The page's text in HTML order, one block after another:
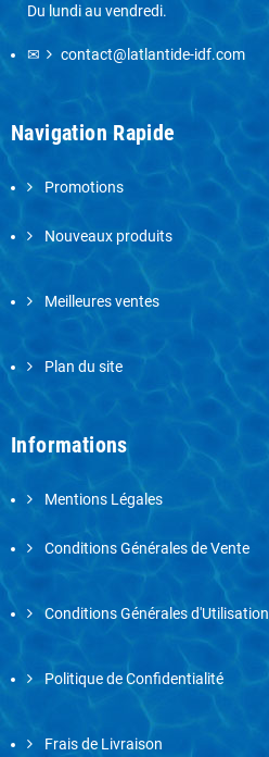
Du lundi au vendredi.
✉ contact@latlantide-idf.com
Navigation Rapide
Promotions
Nouveaux produits
Meilleures ventes
Plan du site
Informations
Mentions Légales
Conditions Générales de Vente
Conditions Générales d'Utilisation
Politique de Confidentialité
Frais de Livraison